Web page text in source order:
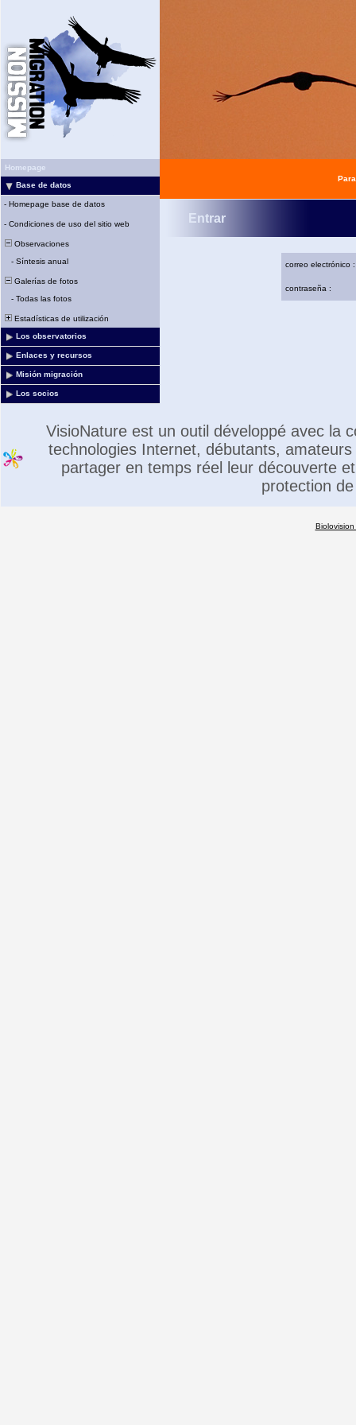
Homepage
Base de datos
- Homepage base de datos
- Condiciones de uso del sitio web
Observaciones
- Síntesis anual
Galerías de fotos
- Todas las fotos
Estadísticas de utilización
Los observatorios
Enlaces y recursos
Misión migración
Los socios
Entrar
correo electrónico :
contraseña :
VisioNature est un outil développé avec la
technologies Internet, débutants,
partager en temps réel leur découverte
protection
Biolovision